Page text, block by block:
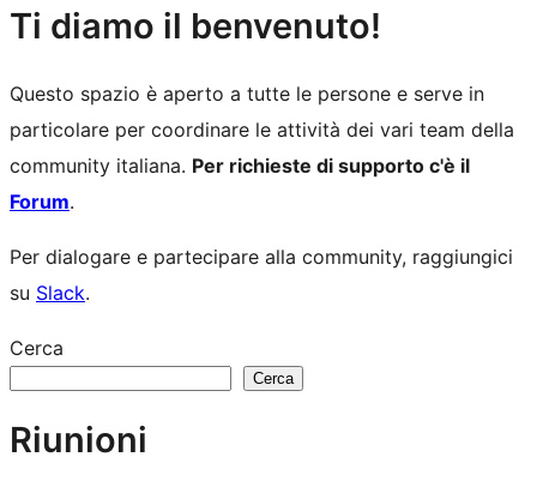
Risorse
sito
Ti diamo il benvenuto!
Questo spazio è aperto a tutte le persone e serve in
particolare per coordinare le attività dei vari team della
community italiana. Per richieste di supporto c'è il
Forum.
Per dialogare e partecipare alla community, raggiungici
su Slack.
Cerca
Cerca
Riunioni